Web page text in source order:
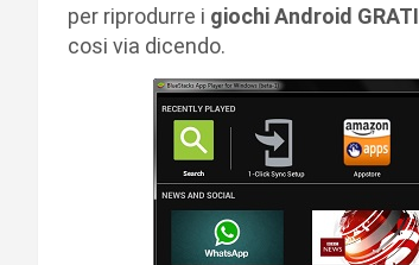
per riprodurre i giochi Android
cosi via dicendo.